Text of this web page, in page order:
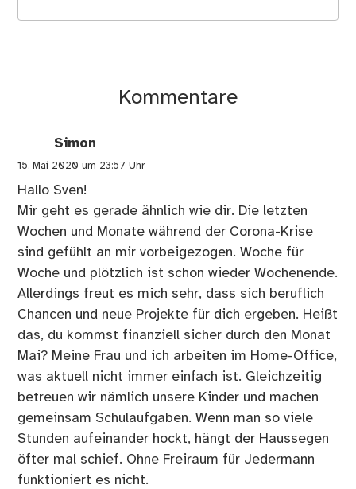
Kommentare
Simon
15. Mai 2020 um 23:57 Uhr
Hallo Sven!
Mir geht es gerade ähnlich wie dir. Die letzten
Wochen und Monate während der Corona-Krise
sind gefühlt an mir vorbeigezogen. Woche für
Woche und plötzlich ist schon wieder Wochenende.
Allerdings freut es mich sehr, dass sich beruflich
Chancen und neue Projekte für dich ergeben. Heißt
das, du kommst finanziell sicher durch den Monat
Mai? Meine Frau und ich arbeiten im Home-Office,
was aktuell nicht immer einfach ist. Gleichzeitig
betreuen wir nämlich unsere Kinder und machen
gemeinsam Schulaufgaben. Wenn man so viele
Stunden aufeinander hockt, hängt der Haussegen
öfter mal schief. Ohne Freiraum für Jedermann
funktioniert es nicht.